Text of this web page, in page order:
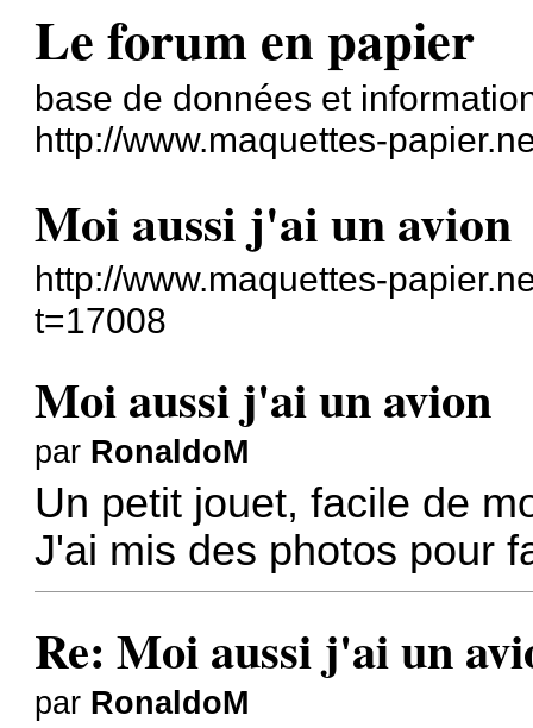
Le forum en papier
base de données et
http://www.maquettes-
Moi aussi j'ai un avion
http://www.maquettes-
t=17008
Moi aussi j'ai un avion
par RonaldoM
Un petit jouet, facile de
J'ai mis des photos pour
Re: Moi aussi j'ai un
par RonaldoM